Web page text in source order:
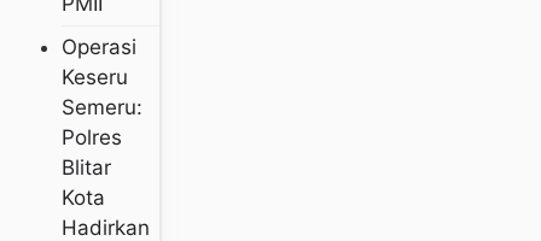
Operasi
Keseru
Semeru:
Polres
Blitar
Kota
Hadirkan